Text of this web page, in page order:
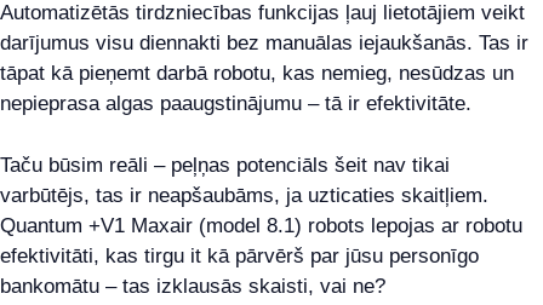
Automatizētās tirdzniecības funkcijas ļauj lietotājiem veikt
darījumus visu diennakti bez manuālas iejaukšanās. Tas ir
tāpat kā pieņemt darbā robotu, kas nemieg, nesūdzas un
nepieprasa algas paaugstinājumu – tā ir efektivitāte.
Taču būsim reāli – peļņas potenciāls šeit nav tikai
varbūtējs, tas ir neapšaubāms, ja uzticaties skaitļiem.
Quantum +V1 Maxair (model 8.1) robots lepojas ar robotu
efektivitāti, kas tirgu it kā pārvērš par jūsu personīgo
bankomātu – tas izklausās skaisti, vai ne?